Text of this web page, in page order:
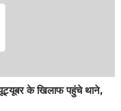
के खिलाफ पहुंचे थाने,